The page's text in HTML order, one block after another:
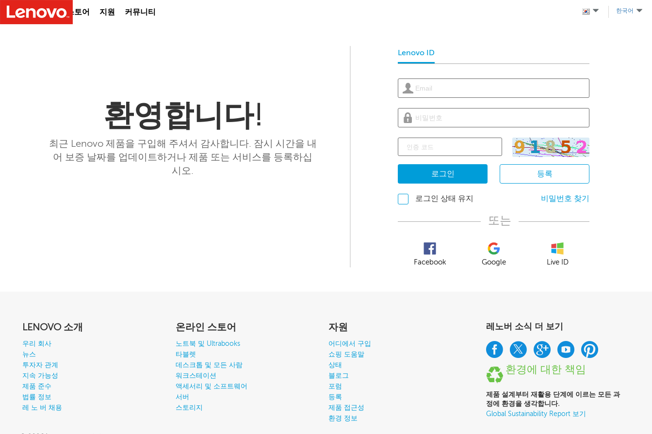
온라인 스토어 지원 커뮤니티 한국어
환영합니다!
최근 Lenovo 제품을 구입해 주셔서 감사합니다. 잠시 시간을 내
어 보증 날짜를 업데이트하거나 제품 또는 서비스를 등록하십
시오.
Lenovo ID
로그인 등록
로그인 상태 유지 비밀번호 찾기
또는
Facebook Google Live ID
레노버 소식 더 보기
환경에 대한 책임
제품 설계부터 재활용 단계에 이르는 모든 과
정에 환경을 생각합니다.
Global Sustainability Report 보기
LENOVO 소개
우리 회사
뉴스
투자자 관계
지속 가능성
제품 준수
법률 정보
레 노 버 채용
온라인 스토어
노트북 및 Ultrabooks
타블렛
데스크톱 및 모든 사람
워크스테이션
액세서리 및 소프트웨어
서버
스토리지
자원
어디에서 구입
쇼핑 도움말
상태
블로그
포럼
등록
제품 접근성
환경 정보